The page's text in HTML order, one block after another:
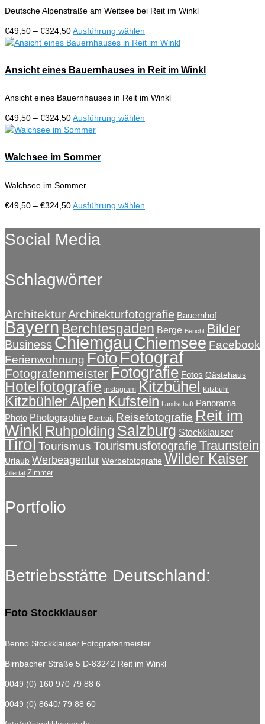
Die
können
auf
Produktseite
werden
Deutsche Alpenstraße am Weitsee bei Reit im Winkl
€49,50 – €324,50Preisspanne:
€49,50
€324,50
Ausführung wählen
Produkt
mehrere
Varianten
Die
können
Ansicht eines Bauernhauses in Reit im Winkl
Ansicht eines Bauernhauses in Reit im Winkl
€49,50 – €324,50Preisspanne:
€49,50
€324,50
Ausführung wählen
können
Walchsee im Sommer
Walchsee im Sommer
€49,50 – €324,50Preisspanne:
bis
€324,50
Ausführung wählen
weist
auf
der
Produktseite
gewählt
werden
Social Media
Schlagwörter
ArchitekturArchitekturfotografie Bauernhof
Bayern Berchtesgaden Berge Bericht Bilder
BusinessChiemgauChiemsee Facebook
Ferienwohnung FotoFotograf
Fotografenmeister Fotografie Fotos Gästehaus
Hotelfotografie instagram Kitzbühel Kitzbühl
Kitzbühler Alpen Kufstein Landschaft Panorama
Photo Photographie Portrait Reisefotografie Reit im
Winkl Ruhpolding Salzburg Stockklauser
TirolTourismus TourismusfotografieTraunstein
Urlaub Werbeagentur Werbefotografie Wilder Kaiser
Zillertal Zimmer
Portfolio
Betriebsstätte Deutschland:
Foto Stockklauser
Benno Stockklauser Fotografenmeister
Birnbacher Straße 5 D-83242 Reit im Winkl
0049 (0) 160 970 79 88 6
0049 (0) 8640/ 79 88 60